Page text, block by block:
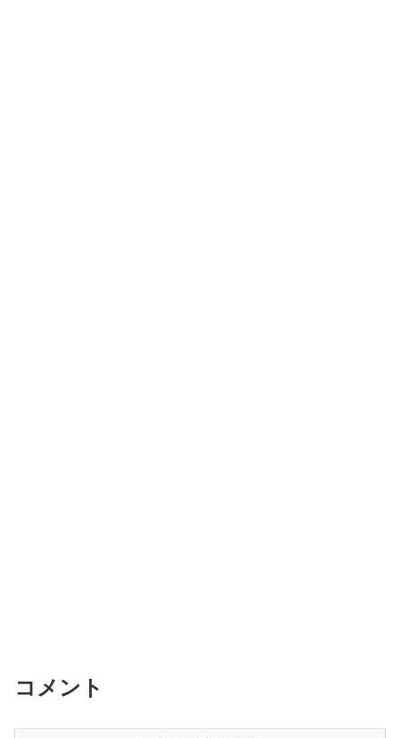
コメント